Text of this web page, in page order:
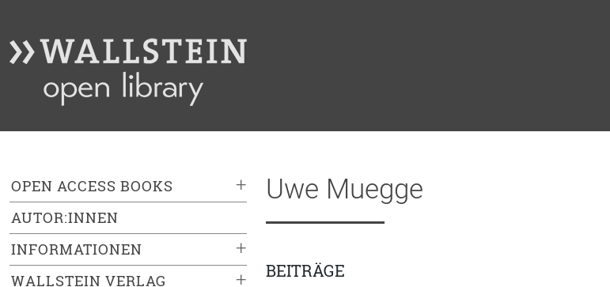
+
OPEN ACCESS BOOKS
AUTOR:INNEN
+
INFORMATIONEN
+
WALLSTEIN VERLAG
Uwe Muegge
BEITRÄGE